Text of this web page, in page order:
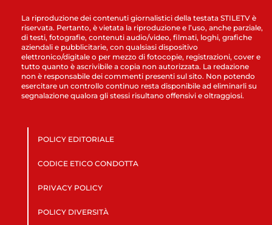
La riproduzione dei contenuti giornalistici della testata STILETV è
riservata. Pertanto, è vietata la riproduzione e l’uso, anche parziale,
di testi, fotografie, contenuti audio/video, filmati, loghi, grafiche
aziendali e pubblicitarie, con qualsiasi dispositivo
elettronico/digitale o per mezzo di fotocopie, registrazioni, cover e
tutto quanto è ascrivibile a copia non autorizzata. La redazione
non è responsabile dei commenti presenti sul sito. Non potendo
esercitare un controllo continuo resta disponibile ad eliminarli su
segnalazione qualora gli stessi risultano offensivi e oltraggiosi.
POLICY EDITORIALE
CODICE ETICO CONDOTTA
PRIVACY POLICY
POLICY DIVERSITÀ